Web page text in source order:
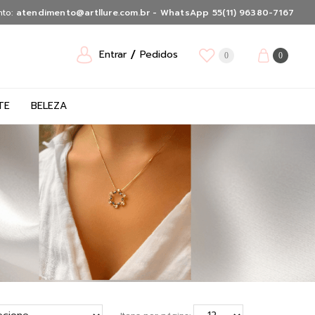
atendimento@artllure.com.br - WhatsApp 55(11) 96380-7167
Entrar Pedidos 0 0
BELEZA